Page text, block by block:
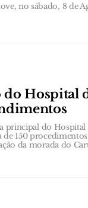
no sábado, 8 de
do Hospital
principal do
150
da morada do